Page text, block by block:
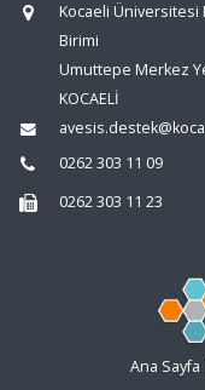
Kocaeli Üniversitesi
Birimi
Umuttepe Merkez
KOCAELİ
0262 303 11 09
0262 303 11 23
Ana Sayfa